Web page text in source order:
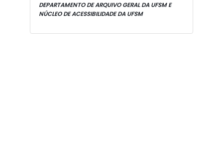
DEPARTAMENTO DE ARQUIVO GERAL DA UFSM E
NÚCLEO DE ACESSIBILIDADE DA UFSM